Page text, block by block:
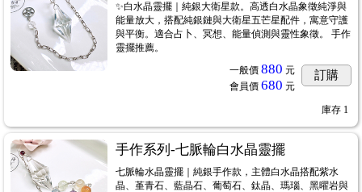
✨白水晶靈擺｜純銀大衛星款。高透白水晶象徵純淨與
能量放大，搭配純銀鏈與大衛星五芒星配件，寓意守護
與平衡。適合占卜、冥想、能量偵測與靈性象徵。 手作
靈擺推薦。
一般價 880 元
會員價 680 元
訂購
庫存 1
手作系列-七脈輪白水晶靈擺
七脈輪水晶靈擺｜純銀手作款，主體白水晶搭配紫水
晶、堇青石、藍晶石、葡萄石、鈦晶、瑪瑙、黑曜岩與